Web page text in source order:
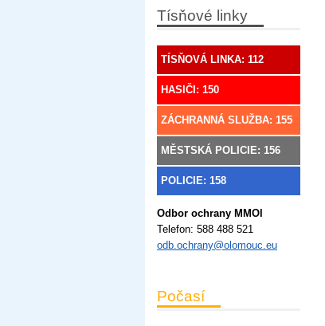
Tísňové linky
TÍSŇOVÁ LINKA: 112
HASIČI: 150
ZÁCHRANNÁ SLUŽBA: 155
MĚSTSKÁ POLICIE: 156
POLICIE: 158
Odbor ochrany MMOl
Telefon: 588 488 521
odb.ochrany@olomouc.eu
Počasí